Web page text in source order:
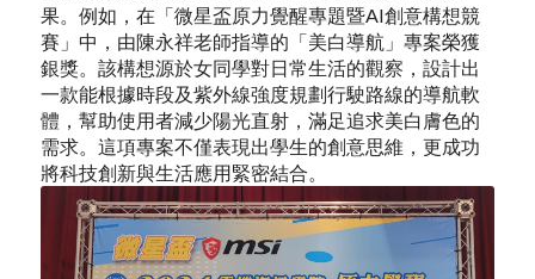
果。例如，在「微星盃原力覺醒專題暨AI創意構想競
賽」中，由陳永祥老師指導的「美白導航」專案榮獲
銀獎。該構想源於女同學對日常生活的觀察，設計出
一款能根據時段及紫外線強度規劃行駛路線的導航軟
體，幫助使用者減少陽光直射，滿足追求美白膚色的
需求。這項專案不僅表現出學生的創意思維，更成功
將科技創新與生活應用緊密結合。